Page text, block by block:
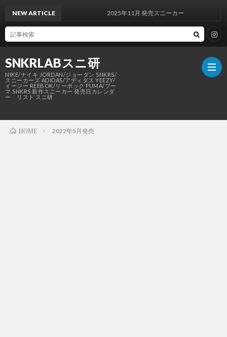
SNKRLABスニ研
NIKE/ナイキ JORDAN/ジョーダン SNKRS/
スニーカーズ ADIDAS/アディダス YEEZY/
イージー REEBOK/リーボック PUMA/プー
マ SNKRS 新作スニーカー 発売日カレンダ
ー リスト スニ研
NEW ARTICLE 2025年11月 発売スニーカー
HOME 2022年5月発売